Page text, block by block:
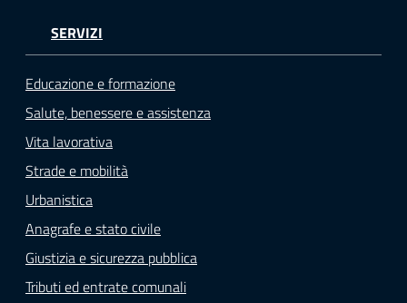
SERVIZI
Educazione e formazione
Salute, benessere e assistenza
Vita lavorativa
Strade e mobilità
Urbanistica
Anagrafe e stato civile
Giustizia e sicurezza pubblica
Tributi ed entrate comunali